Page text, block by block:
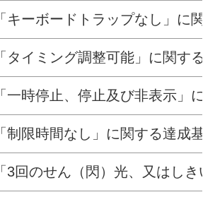
「キーボードトラップなし」に関
「タイミング調整可能」に関する
「一時停止、停止及び非表示」に
「制限時間なし」に関する達成基
「3回のせん（閃）光、又はしき